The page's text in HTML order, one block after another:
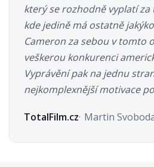
který se rozhodně vyplatí za
kde jedině má ostatně
Cameron za sebou v tomto
veškerou konkurenci
Vyprávění pak na jednu
nejkomplexnější motivace
TotalFilm.cz Martin